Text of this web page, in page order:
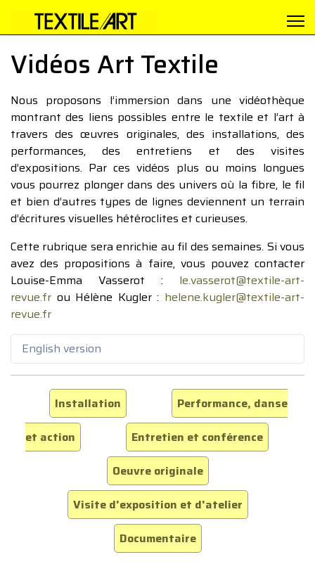
Vidéos Art Textile
Nous proposons l’immersion dans une vidéothèque
montrant des liens possibles entre le textile et l’art à
travers des œuvres originales, des installations, des
performances, des entretiens et des visites
d’expositions. Par ces vidéos plus ou moins longues
vous pourrez plonger dans des univers où la fibre, le fil
et bien d’autres types de lignes deviennent un terrain
d’écritures visuelles hétéroclites et curieuses.
Cette rubrique sera enrichie au fil des semaines. Si vous
avez des propositions à faire, vous pouvez contacter
Louise-Emma Vasserot : le.vasserot@textile-art-
revue.fr ou Hélène Kugler : helene.kugler@textile-art-
revue.fr
English version
Installation
Performance, danse
et action
Entretien et conférence
Oeuvre originale
Visite d'exposition et d'atelier
Documentaire